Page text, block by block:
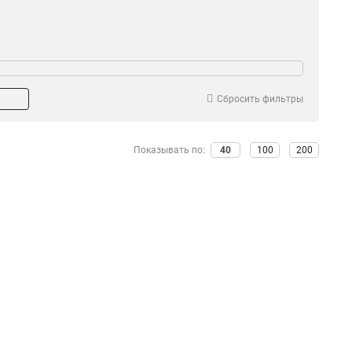
Сбросить фильтры
Показывать по: 40 100 200